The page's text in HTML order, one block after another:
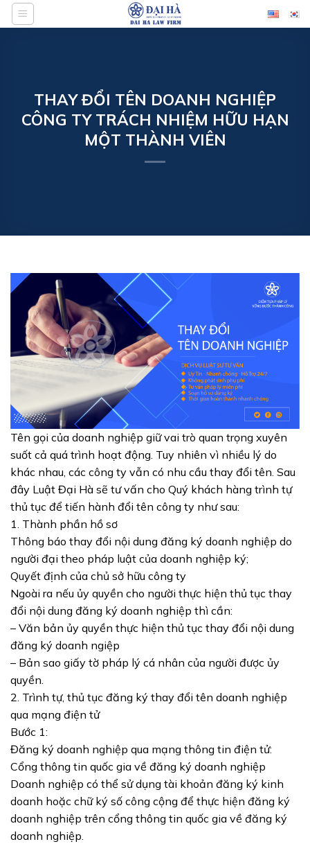
Bỏ
qua
THAY ĐỔI TÊN DOANH NGHIỆP
CÔNG TY TRÁCH NHIỆM HỮU HẠN
MỘT THÀNH VIÊN
Tên gọi của doanh nghiệp giữ vai trò quan trọng xuyên
suốt cả quá trình hoạt động. Tuy nhiên vì nhiều lý do
khác nhau, các công ty vẫn có nhu cầu thay đổi tên. Sau
đây Luật Đại Hà sẽ tư vấn cho Quý khách hàng trình tự
thủ tục để tiến hành đổi tên công ty như sau:
1. Thành phần hồ sơ
Thông báo thay đổi nội dung đăng ký doanh nghiệp do
người đại theo pháp luật của doanh nghiệp ký;
Quyết định của chủ sở hữu công ty
Ngoài ra nếu ủy quyền cho người thực hiện thủ tục thay
đổi nội dung đăng ký doanh nghiệp thì cần:
– Văn bản ủy quyền thực hiện thủ tục thay đổi nội dung
đăng ký doanh ngiệp
– Bản sao giấy tờ pháp lý cá nhân của người được ủy
quyền.
2. Trình tự, thủ tục đăng ký thay đổi tên doanh nghiệp
qua mạng điện tử
Bước 1:
Đăng ký doanh nghiệp qua mạng thông tin điện tử:
Cổng thông tin quốc gia về đăng ký doanh nghiệp
Doanh nghiệp có thể sử dụng tài khoản đăng ký kinh
doanh hoặc chữ ký số công cộng để thực hiện đăng ký
doanh nghiệp trên cổng thông tin quốc gia về đăng ký
doanh nghiệp.